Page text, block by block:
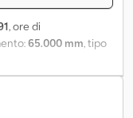
, ore di
65.000 mm, tipo
di sollevamento:
J.A.J. Jansen